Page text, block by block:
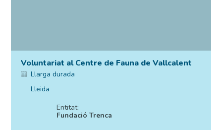
Voluntariat al Centre de Fauna de Vallcalent
Llarga durada
Lleida
Entitat:
Fundació Trenca